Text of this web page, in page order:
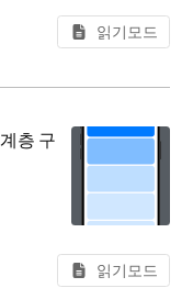
읽기모드
층 구
읽기모드